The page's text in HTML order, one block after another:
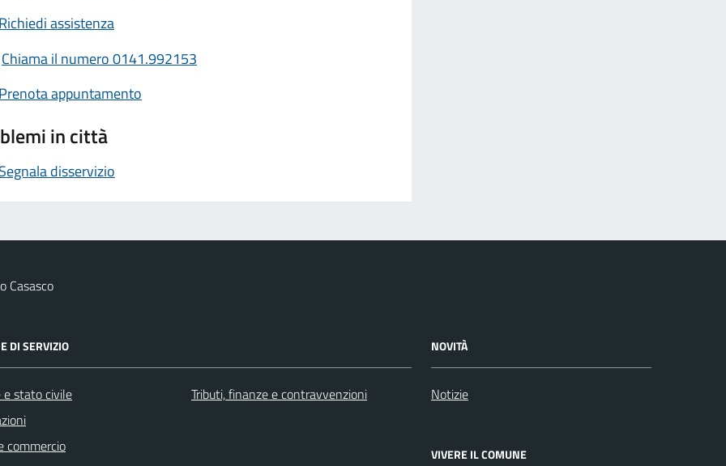
assistenza
Chiama il numero 0141.992153
appuntamento
in città
disservizio
Casasco
DI SERVIZIO
e stato civile
commercio
Tributi, finanze e contravvenzioni
NOVITÀ
Notizie
VIVERE IL COMUNE